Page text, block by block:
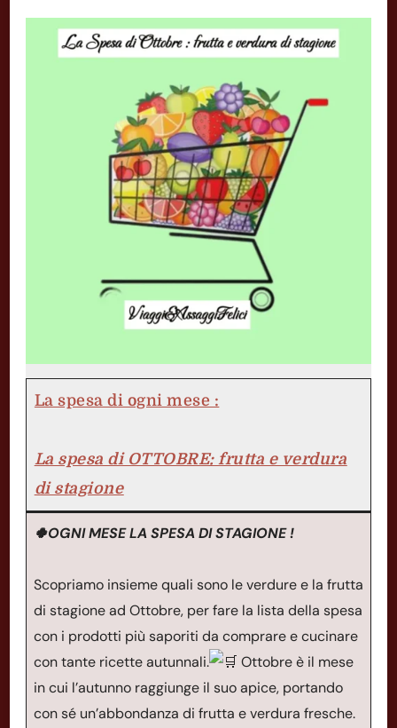
La spesa di ogni mese :
La spesa di OTTOBRE: frutta e verdura
di stagione
🍀OGNI MESE LA SPESA DI STAGIONE !
Scopriamo insieme quali sono le verdure e la frutta
di stagione ad Ottobre, per fare la lista della spesa
con i prodotti più saporiti da comprare e cucinare
con tante ricette autunnali.
Ottobre è il mese
in cui l’autunno raggiunge il suo apice, portando
con sé un’abbondanza di frutta e verdura fresche.